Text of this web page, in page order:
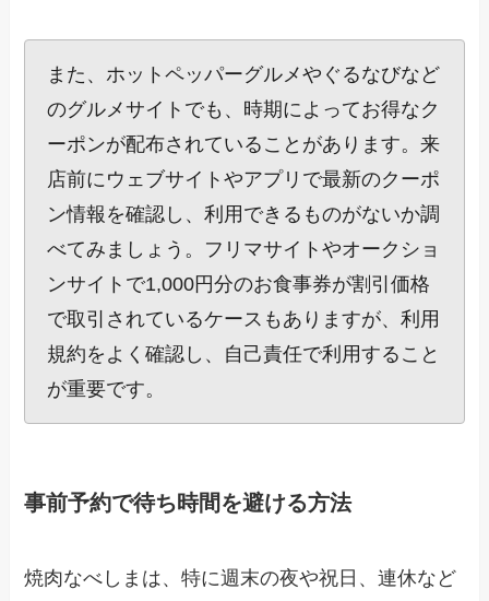
また、ホットペッパーグルメやぐるなびなど
のグルメサイトでも、時期によってお得なク
ーポンが配布されていることがあります。来
店前にウェブサイトやアプリで最新のクーポ
ン情報を確認し、利用できるものがないか調
べてみましょう。フリマサイトやオークショ
ンサイトで1,000円分のお食事券が割引価格
で取引されているケースもありますが、利用
規約をよく確認し、自己責任で利用すること
が重要です。
事前予約で待ち時間を避ける方法
焼肉なべしまは、特に週末の夜や祝日、連休など